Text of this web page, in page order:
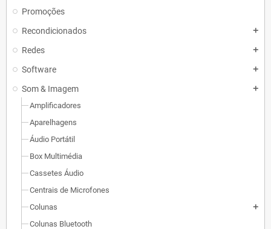
Promoções
Recondicionados
add
Redes add
Software add
Som & Imagem add
Amplificadores
Aparelhagens
Áudio Portátil
Box Multimédia
Cassetes Áudio
Centrais de Microfones
Colunas
add
Colunas Bluetooth